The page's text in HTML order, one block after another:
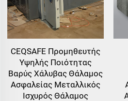
CEQSAFE Προμηθευτής
Υψηλής Ποιότητας
Βαρύς Χάλυβας Θάλαμος
Ασφαλείας Μεταλλικός
Ισχυρός Θάλαμος